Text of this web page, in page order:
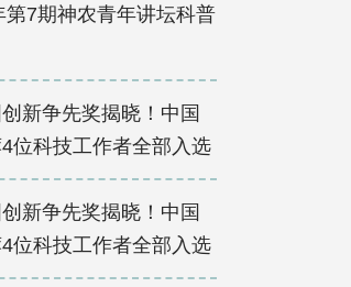
活动日历
7期神农青年讲坛科普
新争先奖揭晓！中国
位科技工作者全部入选
新争先奖揭晓！中国
位科技工作者全部入选